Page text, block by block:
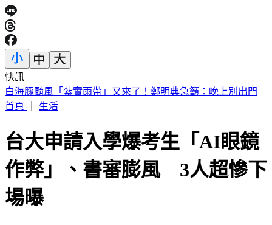
快訊
別只看台積電！ 外媒點名「2檔AI設備股」快上車
首頁
生活
台大申請入學爆考生「AI眼鏡
作弊」、書審膨風 3人超慘下
場曝